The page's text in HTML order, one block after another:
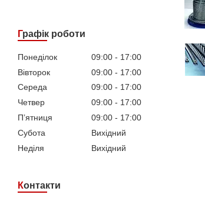
Графік роботи
Понеділок 09:00
17:00
Вівторок
09:00
17:00
Середа
09:00
17:00
Четвер
09:00
17:00
Пʼятниця
09:00
17:00
Субота
Вихідний
Неділя
Вихідний
Контакти